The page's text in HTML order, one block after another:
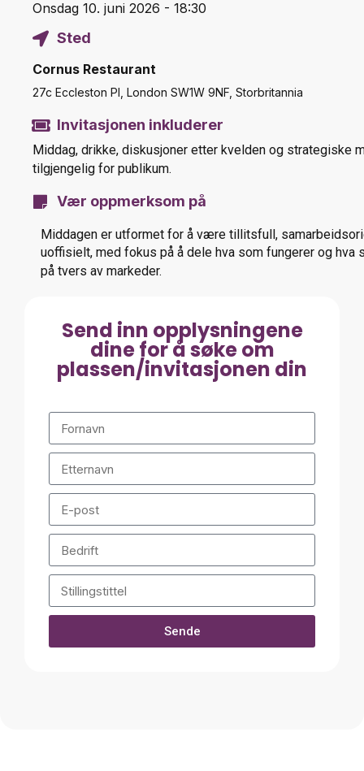
Onsdag 10. juni 2026 - 18:30
Sted
Cornus Restaurant
27c Eccleston Pl, London SW1W 9NF, Storbritannia
Invitasjonen inkluderer
Middag, drikke, diskusjoner etter kvelden og strategiske
tilgjengelig for publikum.
Vær oppmerksom på
Middagen er utformet for å være tillitsfull,
uoffisielt, med fokus på å dele hva som fungerer og hva
på tvers av markeder.
Send inn opplysningene
dine for å søke om
plassen/invitasjonen din
Sende